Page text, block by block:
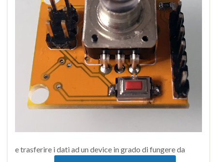
e trasferire i dati ad un device in grado di fungere da